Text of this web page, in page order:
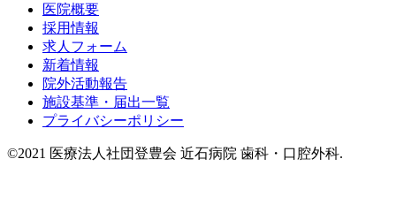
医院概要
採用情報
求人フォーム
新着情報
院外活動報告
施設基準・届出一覧
プライバシーポリシー
©2021 医療法人社団登豊会 近石病院 歯科・口腔外科.